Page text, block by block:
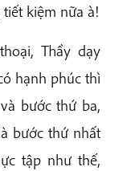
kiệm nữa à!
Thầy dạy
hạnh phúc thì
bước thứ ba,
bước thứ nhất
tập như thế,